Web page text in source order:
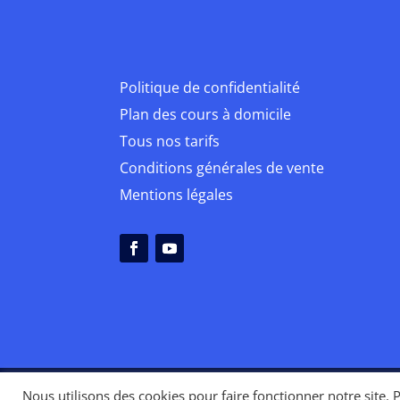
Politique de confidentialité
Plan des cours à domicile
Tous nos tarifs
Conditions générales de vente
Mentions légales
Nous utilisons des cookies pour faire fonctionner notre site.